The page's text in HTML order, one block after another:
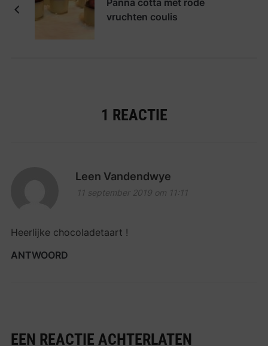
Panna cotta met rode
vruchten coulis
1 REACTIE
Leen Vandendwye
11 september 2019 om 11:11
Heerlijke chocoladetaart !
ANTWOORD
EEN REACTIE ACHTERLATEN